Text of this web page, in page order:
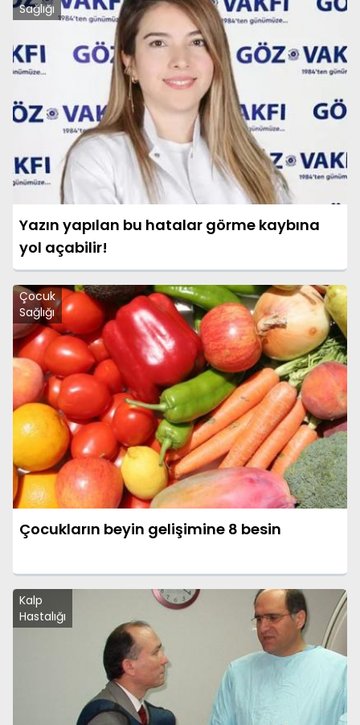
Sağlığı
Yazın yapılan bu hatalar görme kaybına
yol açabilir!
Çocuk
Sağlığı
Çocukların beyin gelişimine 8 besin
Kalp
Hastalığı